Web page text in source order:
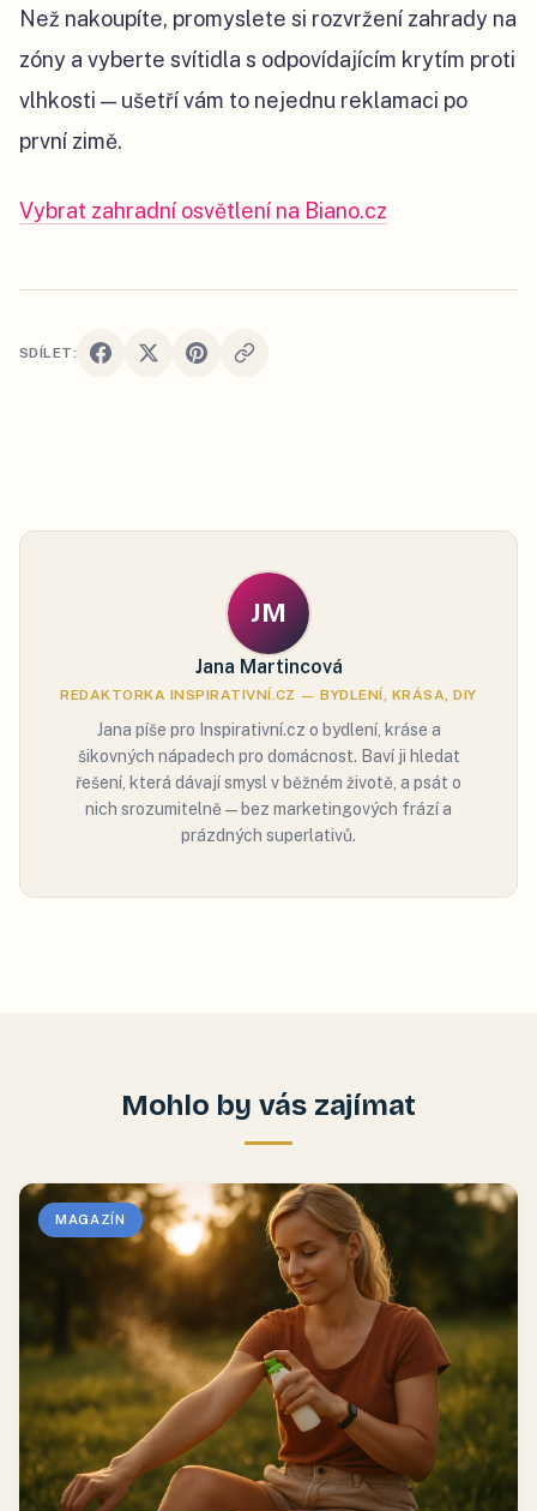
Než nakoupíte, promyslete si rozvržení zahrady na
zóny a vyberte svítidla s odpovídajícím krytím proti
vlhkosti — ušetří vám to nejednu reklamaci po
první zimě.
Vybrat zahradní osvětlení na Biano.cz
SDÍLET:
JM
Jana Martincová
REDAKTORKA INSPIRATIVNÍ.CZ — BYDLENÍ, KRÁSA, DIY
Jana píše pro Inspirativní.cz o bydlení, kráse a
šikovných nápadech pro domácnost. Baví ji hledat
řešení, která dávají smysl v běžném životě, a psát o
nich srozumitelně — bez marketingových frází a
prázdných superlativů.
Mohlo by vás zajímat
MAGAZÍN